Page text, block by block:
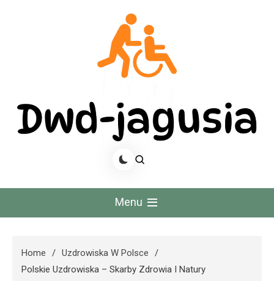
Dwd Jagusia
Menu
Home
Uzdrowiska W Polsce
Polskie Uzdrowiska – Skarby Zdrowia I Natury